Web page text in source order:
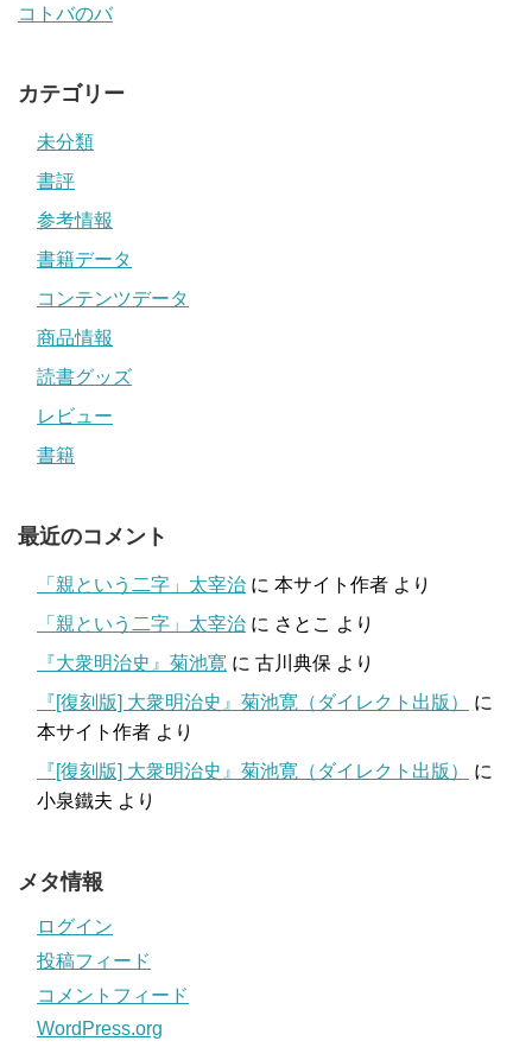
コトバのバ
カテゴリー
未分類
書評
参考情報
書籍データ
コンテンツデータ
商品情報
読書グッズ
レビュー
書籍
最近のコメント
「親という二字」太宰治 に 本サイト作者 より
「親という二字」太宰治 に さとこ より
『大衆明治史』菊池寛 に 古川典保 より
『[復刻版] 大衆明治史』菊池寛（ダイレクト出版）
に
本サイト作者 より
『[復刻版] 大衆明治史』菊池寛（ダイレクト出版）
に
小泉鐵夫 より
メタ情報
ログイン
投稿フィード
コメントフィード
WordPress.org